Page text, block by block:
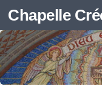
Skip to
Chapelle